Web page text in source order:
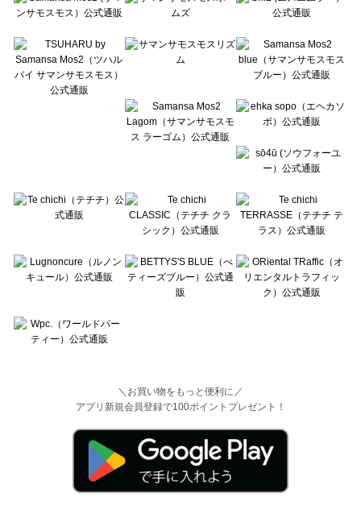
Te chichi CLASSIC（テチチ クラシック）の浴衣一覧
Lugnoncure（ルノンキュール）の浴衣一覧
BETTY'S BLUE（べティーズブルー）の浴衣一覧
Wpc.（ワールドパーティー）の浴衣一覧
＼お買い物をもっと便利に／
アプリ新規会員登録で100ポイントプレゼント！